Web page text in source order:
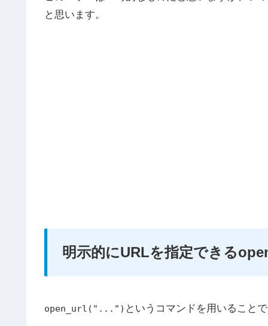
と思います。
明示的にURLを指定できる
open_url("...") というコマンドを用いること